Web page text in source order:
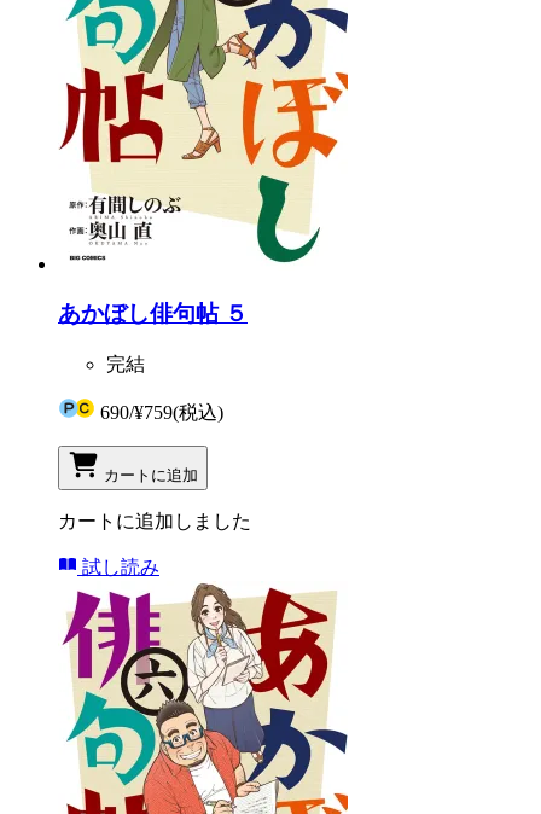
あかぼし俳句帖 ５
完結
690/¥759(税込)
カートに追加
カートに追加しました
試し読み